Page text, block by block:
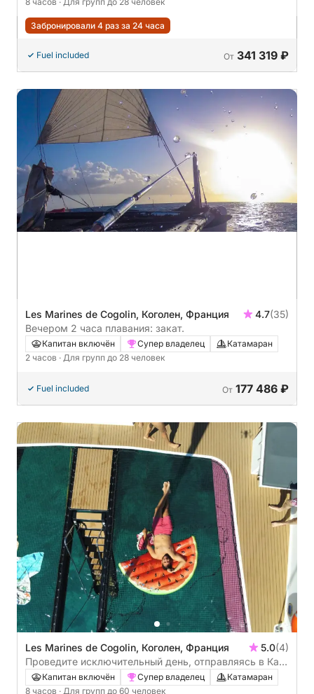
Забронировали 4 раз за 24 часа
Fuel included От 341 319 ₽
Les Marines de Cogolin, Коголен, Франция 4.7(35)
Вечером 2 часа плавания: закат.
Капитан включён Супер владелец
Катамаран
2 часов · Для групп до 28 человек
Fuel included От 177 486 ₽
Les Marines de Cogolin, Коголен, Франция 5.0(4)
Проведите исключительный день, отправляясь в Кап-
Тайя!Капитан включён Супер владелец
Катамаран
8 часов · Для групп до 60 человек